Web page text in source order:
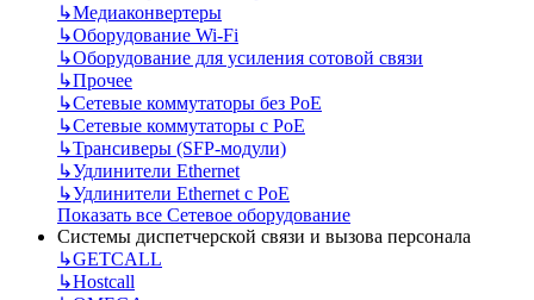
↳Медиаконвертеры
↳Оборудование Wi-Fi
↳Оборудование для усиления сотовой связи
↳Прочее
↳Сетевые коммутаторы без РоЕ
↳Сетевые коммутаторы с РоЕ
↳Трансиверы (SFP-модули)
↳Удлинители Ethernet
↳Удлинители Ethernet с PoE
Показать все Сетевое оборудование
Системы диспетчерской связи и вызова персонала
↳GETCALL
↳Hostcall